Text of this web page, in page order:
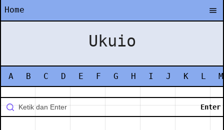
Home
Ukuio
A B C D E F G H I J K L M